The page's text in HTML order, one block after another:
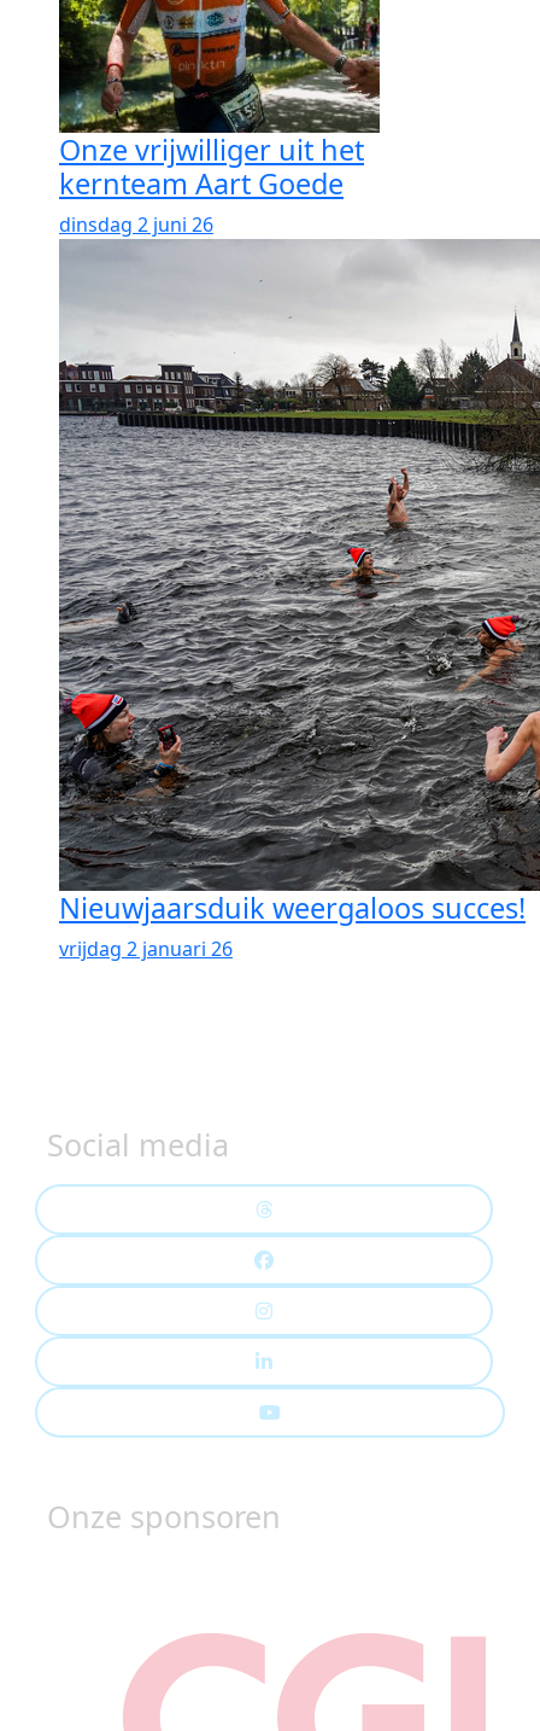
Onze vrijwilliger uit het
kernteam Aart Goede
dinsdag 2 juni 26
Nieuwjaarsduik weergaloos succes!
vrijdag 2 januari 26
Social media
Onze sponsoren